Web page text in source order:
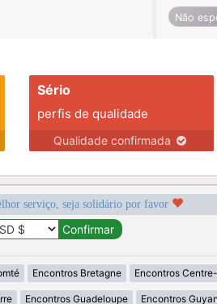
Não
Sério
perfis de qualidade
Qualidade confirmada
serviço, seja solidário por favor
Encontros Bretagne Encontros
Encontros Guadeloupe Encontros